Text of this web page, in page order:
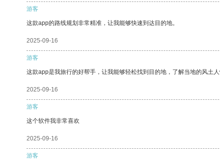
游客
这款app的路线规划非常精准，让我能够快速到达目的地。
2025-09-16
游客
这款app是我旅行的好帮手，让我能够轻松找到目的地，了解当地的风土
2025-09-16
游客
这个软件我非常喜欢
2025-09-16
游客